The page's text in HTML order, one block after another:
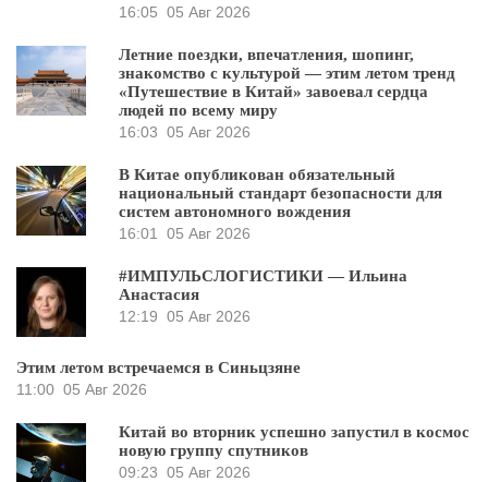
16:05 05 Авг 2026
Летние поездки, впечатления, шопинг,
знакомство с культурой — этим летом тренд
«Путешествие в Китай» завоевал сердца
людей по всему миру
16:03 05 Авг 2026
В Китае опубликован обязательный
национальный стандарт безопасности для
систем автономного вождения
16:01
05 Авг 2026
#ИМПУЛЬСЛОГИСТИКИ — Ильина
Анастасия
12:19 05 Авг 2026
Этим летом встречаемся в Синьцзяне
11:00 05 Авг 2026
Китай во вторник успешно запустил в космос
новую группу спутников
09:23 05 Авг 2026